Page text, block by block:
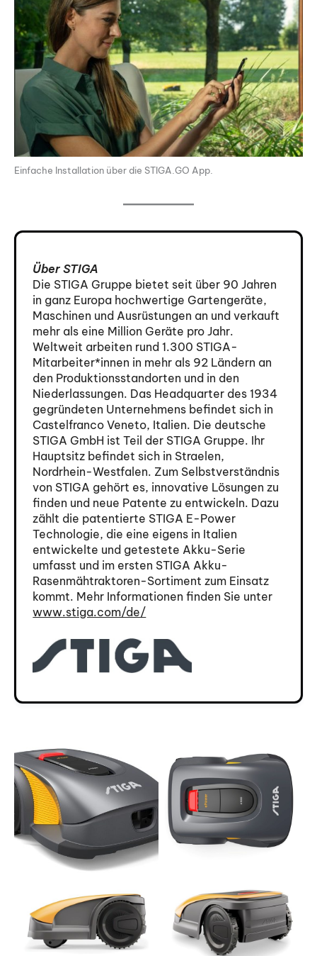
Einfache Installation über die STIGA.GO App.
Über STIGA
Die STIGA Gruppe bietet seit über 90 Jahren
in ganz Europa hochwertige Gartengeräte,
Maschinen und Ausrüstungen an und verkauft
mehr als eine Million Geräte pro Jahr.
Weltweit arbeiten rund 1.300 STIGA-
Mitarbeiter*innen in mehr als 92 Ländern an
den Produktionsstandorten und in den
Niederlassungen. Das Headquarter des 1934
gegründeten Unternehmens befindet sich in
Castelfranco Veneto, Italien. Die deutsche
STIGA GmbH ist Teil der STIGA Gruppe. Ihr
Hauptsitz befindet sich in Straelen,
Nordrhein-Westfalen. Zum Selbstverständnis
von STIGA gehört es, innovative Lösungen zu
finden und neue Patente zu entwickeln. Dazu
zählt die patentierte STIGA E-Power
Technologie, die eine eigens in Italien
entwickelte und getestete Akku-Serie
umfasst und im ersten STIGA Akku-
Rasenmähtraktoren-Sortiment zum Einsatz
kommt. Mehr Informationen finden Sie unter
www.stiga.com/de/